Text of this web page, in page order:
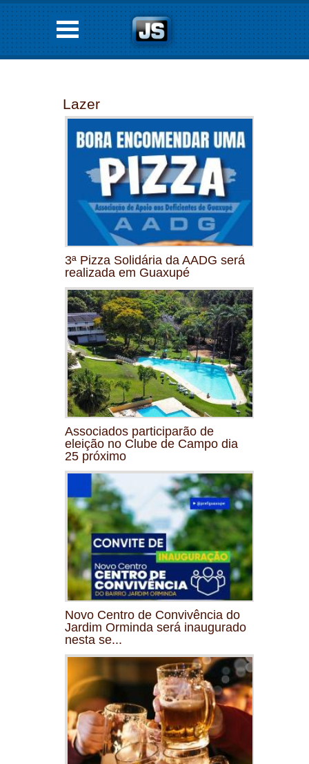
Lazer
3ª Pizza Solidária da AADG será
realizada em Guaxupé
Associados participarão de
eleição no Clube de Campo dia
25 próximo
Novo Centro de Convivência do
Jardim Orminda será inaugurado
nesta se...